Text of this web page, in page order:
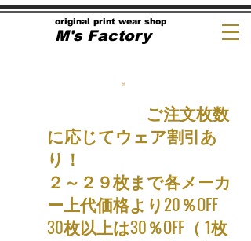
original print wear shop
M's Factory
ご注文枚数
に応じてウェア割引あ
り！
２～２９枚まで各メーカ
ー上代価格より20％OFF
30枚以上は30％OFF（ 1枚